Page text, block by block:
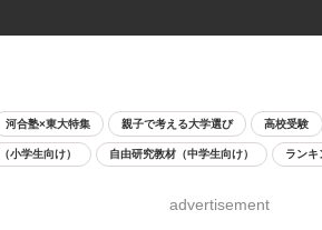
河合塾×東大特集 親子で考える大学選び 高校受験
小学生向け） 自由研究教材（中学生向け） ランキ
advertisement